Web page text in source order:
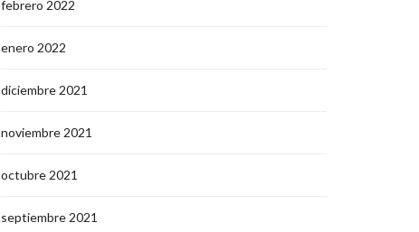
febrero 2022
enero 2022
diciembre 2021
noviembre 2021
octubre 2021
septiembre 2021